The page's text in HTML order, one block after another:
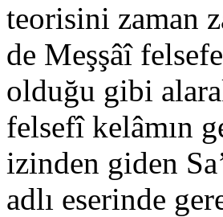
teorisini zaman
de Meşşâî
olduğu gibi
felsefî kelâ­mın
izinden giden
adlı eserin­de